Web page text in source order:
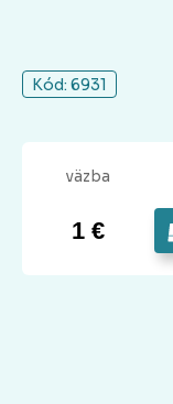
Kód: 6931
väzba
1 €